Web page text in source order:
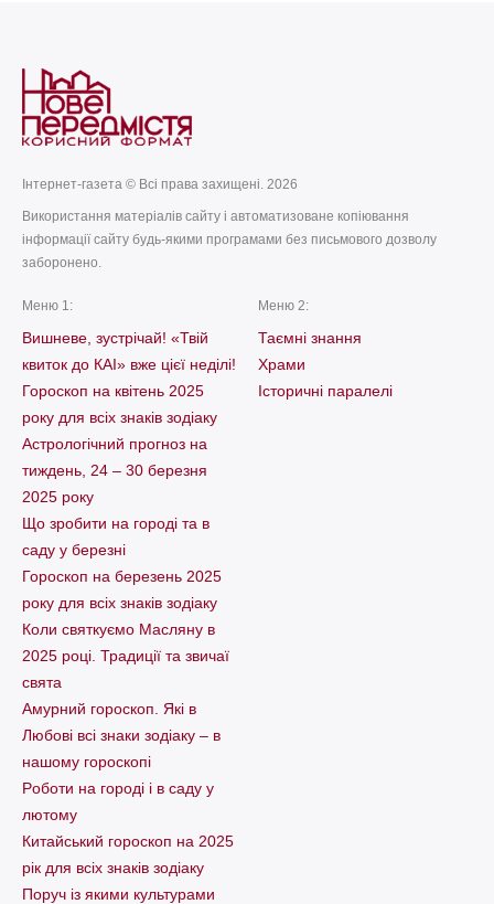
Інтернет-газета © Всі права захищені. 2026
Використання матеріалів сайту і автоматизоване копіювання
інформації сайту будь-якими програмами без письмового дозволу
заборонено.
Меню 1:
Вишневе, зустрічай! «Твій
квиток до КАІ» вже цієї неділі!
Гороскоп на квітень 2025
року для всіх знаків зодіаку
Астрологічний прогноз на
тиждень, 24 – 30 березня
2025 року
Що зробити на городі та в
саду у березні
Гороскоп на березень 2025
року для всіх знаків зодіаку
Коли святкуємо Масляну в
2025 році. Традиції та звичаї
свята
Амурний гороскоп. Які в
Любові всі знаки зодіаку – в
нашому гороскопі
Pоботи на городі і в саду у
лютому
Китайський гороскоп на 2025
рік для всіх знаків зодіаку
Поруч із якими культурами
Меню 2:
Таємні знання
Храми
Історичні паралелі